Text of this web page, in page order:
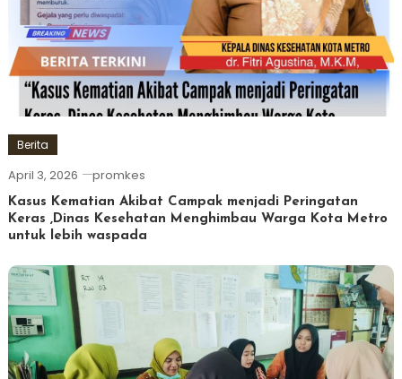
Berita
April 3, 2026 promkes
Kasus Kematian Akibat Campak menjadi Peringatan
Keras ,Dinas Kesehatan Menghimbau Warga Kota Metro
untuk lebih waspada